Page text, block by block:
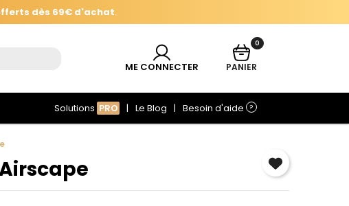
dès 69€ d'achat.
ME CONNECTER
0
PANIER
Solutions PRO Le Blog Besoin d'aide ?
×